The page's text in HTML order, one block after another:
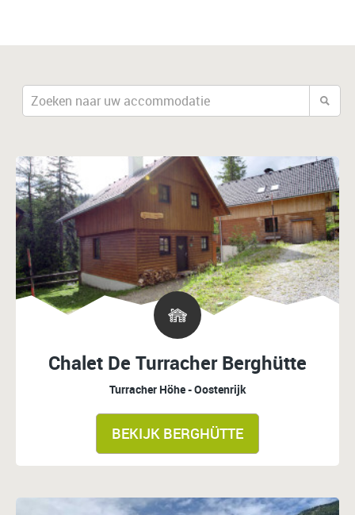
Chalet De Turracher Berghütte
Turracher Höhe - Oostenrijk
BEKIJK BERGHÜTTE